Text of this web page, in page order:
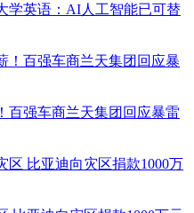
学英语：AI人工智能已可替
百强车商兰天集团回应暴雷